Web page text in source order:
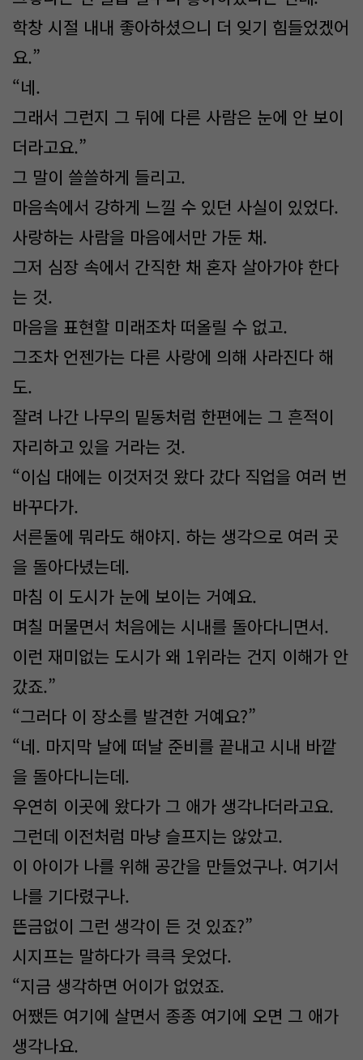
학창 시절 내내 좋아하셨으니 더 잊기 힘들었겠어
요.”
“네.
그래서 그런지 그 뒤에 다른 사람은 눈에 안 보이
더라고요.”
그 말이 쓸쓸하게 들리고.
마음속에서 강하게 느낄 수 있던 사실이 있었다.
사랑하는 사람을 마음에서만 가둔 채.
그저 심장 속에서 간직한 채 혼자 살아가야 한다
는 것.
마음을 표현할 미래조차 떠올릴 수 없고.
그조차 언젠가는 다른 사랑에 의해 사라진다 해
도.
잘려 나간 나무의 밑동처럼 한편에는 그 흔적이
자리하고 있을 거라는 것.
“이십 대에는 이것저것 왔다 갔다 직업을 여러 번
바꾸다가.
서른둘에 뭐라도 해야지. 하는 생각으로 여러 곳
을 돌아다녔는데.
마침 이 도시가 눈에 보이는 거예요.
며칠 머물면서 처음에는 시내를 돌아다니면서.
이런 재미없는 도시가 왜 1위라는 건지 이해가 안
갔죠.”
“그러다 이 장소를 발견한 거예요?”
“네. 마지막 날에 떠날 준비를 끝내고 시내 바깥
을 돌아다니는데.
우연히 이곳에 왔다가 그 애가 생각나더라고요.
그런데 이전처럼 마냥 슬프지는 않았고.
이 아이가 나를 위해 공간을 만들었구나. 여기서
나를 기다렸구나.
뜬금없이 그런 생각이 든 것 있죠?”
시지프는 말하다가 큭큭 웃었다.
“지금 생각하면 어이가 없었죠.
어쨌든 여기에 살면서 종종 여기에 오면 그 애가
생각나요.